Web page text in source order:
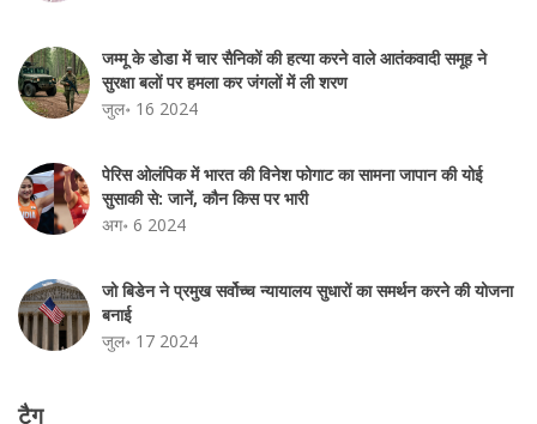
जम्मू के डोडा में चार सैनिकों की हत्या करने वाले आतंकवादी समूह ने
सुरक्षा बलों पर हमला कर जंगलों में ली शरण
जुल॰ 16 2024
पेरिस ओलंपिक में भारत की विनेश फोगाट का सामना जापान की योई
सुसाकी से: जानें, कौन किस पर भारी
अग॰ 6 2024
जो बिडेन ने प्रमुख सर्वोच्च न्यायालय सुधारों का समर्थन करने की योजना
बनाई
जुल॰ 17 2024
टैग